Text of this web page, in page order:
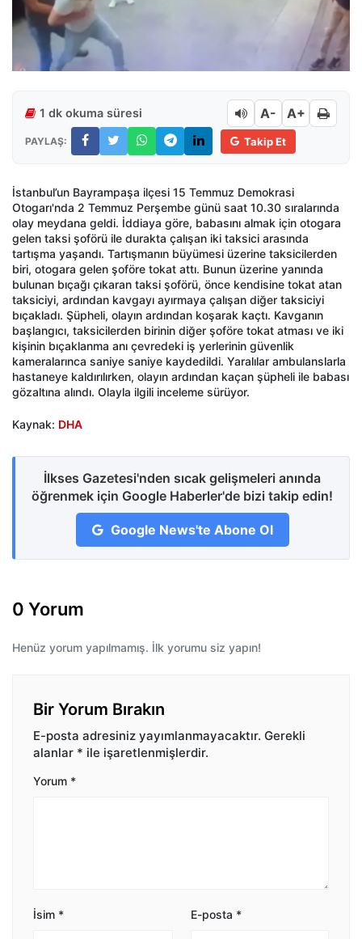
1 dk okuma süresi A- A+
PAYLAŞ: Takip Et
İstanbul’un Bayrampaşa ilçesi 15 Temmuz Demokrasi
Otogarı'nda 2 Temmuz Perşembe günü saat 10.30 sıralarında
olay meydana geldi. İddiaya göre, babasını almak için otogara
gelen taksi şoförü ile durakta çalışan iki taksici arasında
tartışma yaşandı. Tartışmanın büyümesi üzerine taksicilerden
biri, otogara gelen şoföre tokat attı. Bunun üzerine yanında
bulunan bıçağı çıkaran taksi şoförü, önce kendisine tokat atan
taksiciyi, ardından kavgayı ayırmaya çalışan diğer taksiciyi
bıçakladı. Şüpheli, olayın ardından koşarak kaçtı. Kavganın
başlangıcı, taksicilerden birinin diğer şoföre tokat atması ve iki
kişinin bıçaklanma anı çevredeki iş yerlerinin güvenlik
kameralarınca saniye saniye kaydedildi. Yaralılar ambulanslarla
hastaneye kaldırılırken, olayın ardından kaçan şüpheli ile babası
gözaltına alındı. Olayla ilgili inceleme sürüyor.
Kaynak: DHA
İlkses Gazetesi'nden sıcak gelişmeleri anında
öğrenmek için Google Haberler'de bizi takip edin!
Google News'te Abone Ol
0 Yorum
Henüz yorum yapılmamış. İlk yorumu siz yapın!
Bir Yorum Bırakın
E-posta adresiniz yayımlanmayacaktır. Gerekli
alanlar * ile işaretlenmişlerdir.
Yorum *
İsim * E-posta *